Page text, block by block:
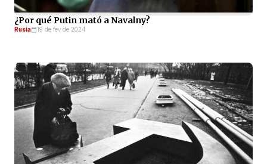
¿Por qué Putin mató a Navalny?
Rusia 19 de fev de 2024